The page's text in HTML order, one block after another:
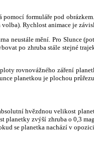
formuláře pod
Rychlost animace je
neustále mění. Pro
po zhruba stále stejné
rovnovážného záření
planetkou je plochou
hvězdnou velikost
planetky zvýší zhruba o 0,3
se planetka nachází v